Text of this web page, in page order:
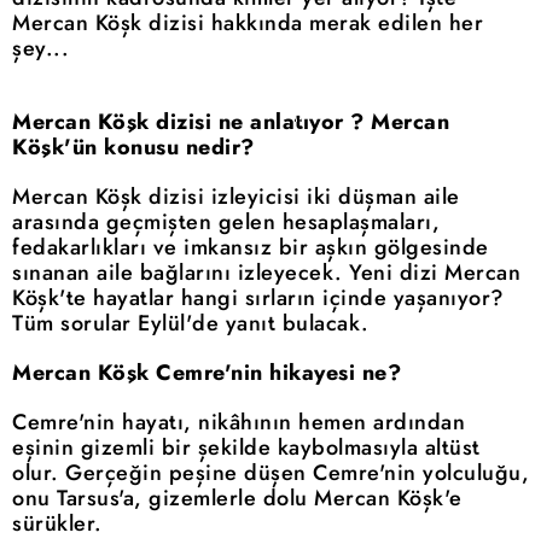
Mercan Köşk dizisi hakkında merak edilen her
şey...
Mercan Köşk dizisi ne anlatıyor ? Mercan
Köşk'ün konusu nedir?
Mercan Köşk dizisi izleyicisi iki düşman aile
arasında geçmişten gelen hesaplaşmaları,
fedakarlıkları ve imkansız bir aşkın gölgesinde
sınanan aile bağlarını izleyecek. Yeni dizi Mercan
Köşk'te hayatlar hangi sırların içinde yaşanıyor?
Tüm sorular Eylül'de yanıt bulacak.
Mercan Köşk Cemre'nin hikayesi ne?
Cemre'nin hayatı, nikâhının hemen ardından
eşinin gizemli bir şekilde kaybolmasıyla altüst
olur. Gerçeğin peşine düşen Cemre'nin yolculuğu,
onu Tarsus'a, gizemlerle dolu Mercan Köşk'e
sürükler.